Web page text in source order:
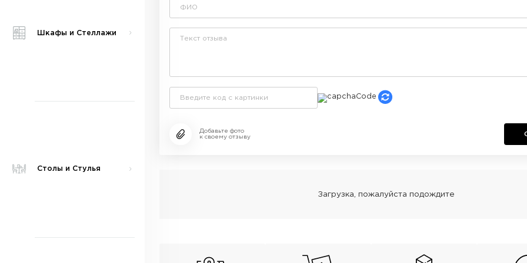
Шкафы и Стеллажи
Столы и Стулья
Добавьте фото
к своему отзыву